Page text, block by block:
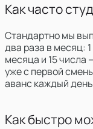
Как часто
Стандартно мы
два раза в месяц:
месяца и 15 числа
уже с первой
аванс каждый
Как быстро